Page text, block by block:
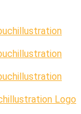
Logo